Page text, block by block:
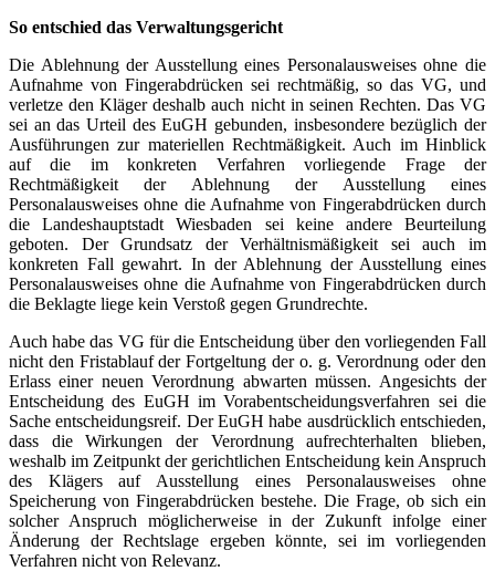
So entschied das Verwaltungsgericht
Die Ablehnung der Ausstellung eines Personalausweises ohne die
Aufnahme von Fingerabdrücken sei rechtmäßig, so das VG, und
verletze den Kläger deshalb auch nicht in seinen Rechten. Das VG
sei an das Urteil des EuGH gebunden, insbesondere bezüglich der
Ausführungen zur materiellen Rechtmäßigkeit. Auch im Hinblick
auf die im konkreten Verfahren vorliegende Frage der
Rechtmäßigkeit der Ablehnung der Ausstellung eines
Personalausweises ohne die Aufnahme von Fingerabdrücken durch
die Landeshauptstadt Wiesbaden sei keine andere Beurteilung
geboten. Der Grundsatz der Verhältnismäßigkeit sei auch im
konkreten Fall gewahrt. In der Ablehnung der Ausstellung eines
Personalausweises ohne die Aufnahme von Fingerabdrücken durch
die Beklagte liege kein Verstoß gegen Grundrechte.
Auch habe das VG für die Entscheidung über den vorliegenden Fall
nicht den Fristablauf der Fortgeltung der o. g. Verordnung oder den
Erlass einer neuen Verordnung abwarten müssen. Angesichts der
Entscheidung des EuGH im Vorabentscheidungsverfahren sei die
Sache entscheidungsreif. Der EuGH habe ausdrücklich entschieden,
dass die Wirkungen der Verordnung aufrechterhalten blieben,
weshalb im Zeitpunkt der gerichtlichen Entscheidung kein Anspruch
des Klägers auf Ausstellung eines Personalausweises ohne
Speicherung von Fingerabdrücken bestehe. Die Frage, ob sich ein
solcher Anspruch möglicherweise in der Zukunft infolge einer
Änderung der Rechtslage ergeben könnte, sei im vorliegenden
Verfahren nicht von Relevanz.